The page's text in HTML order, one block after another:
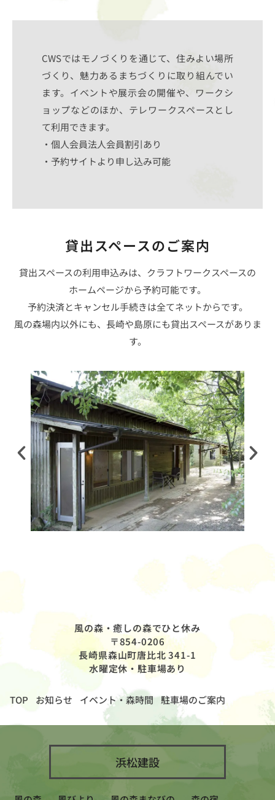
CWSではモノづくりを通じて、住みよい場所
づくり、魅力あるまちづくりに取り組んでい
ます。イベントや展示会の開催や、ワークシ
ョップなどのほか、テレワークスペースとし
て利用できます。
・個人会員法人会員割引あり
・予約サイトより申し込み可能
貸出スペースのご案内
貸出スペースの利用申込みは、クラフトワークスペースの
ホームページから予約可能です。
予約決済とキャンセル手続きは全てネットからです。
風の森場内以外にも、長崎や島原にも貸出スペースがありま
す。
風の森・癒しの森でひと休み
〒854-0206
長崎県森山町唐比北 341-1
水曜定休・駐車場あり
TOP お知らせ イベント・森時間 駐車場のご案内
浜松建設